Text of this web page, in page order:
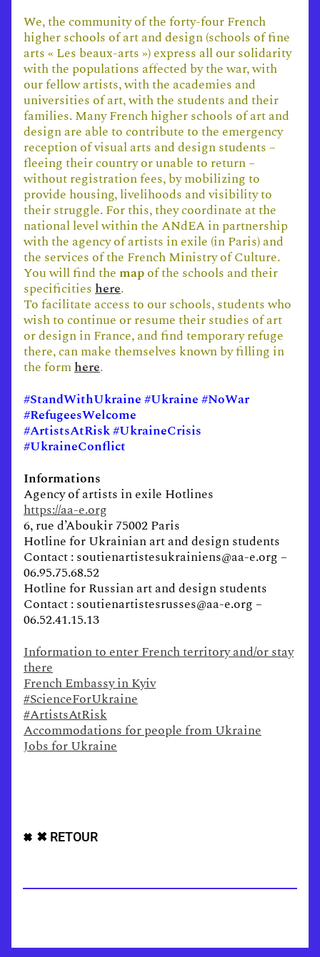
We, the community of the forty-four French
higher schools of art and design (schools of fine
arts « Les beaux-arts ») express all our solidarity
with the populations affected by the war, with
our fellow artists, with the academies and
universities of art, with the students and their
families. Many French higher schools of art and
design are able to contribute to the emergency
reception of visual arts and design students –
fleeing their country or unable to return –
without registration fees, by mobilizing to
provide housing, livelihoods and visibility to
their struggle. For this, they coordinate at the
national level within the ANdEA in partnership
with the agency of artists in exile (in Paris) and
the services of the French Ministry of Culture.
You will find themapof the schools and their
specificitieshere.
To facilitate access to our schools, students who
wish to continue or resume their studies of art
or design in France, and find temporary refuge
there, can make themselves known by filling in
the formhere.
#StandWithUkraine️ #Ukraine #NoWar
#RefugeesWelcome
#ArtistsAtRisk #UkraineCrisis
#UkraineConflict
Informations
Agency of artists in exile Hotlines
https://aa-e.org
6, rue d’Aboukir 75002 Paris
Hotline for Ukrainian art and design students
Contact : soutienartistesukrainiens@aa-e.org –
06.95.75.68.52
Hotline for Russian art and design students
Contact : soutienartistesrusses@aa-e.org –
06.52.41.15.13
Information to enter French territory and/or stay
there
French Embassy in Kyiv
#ScienceForUkraine
#ArtistsAtRisk
Accommodations for people from Ukraine
Jobs for Ukraine
✖ RETOUR